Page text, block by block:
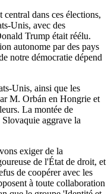
dans ces élections,
Unis, avec des
Trump était réélu.
autonome par des pays
notre démocratie dépend
Unis, ainsi que les
M. Orbán en Hongrie et
La montée de
aggrave la
exiger de la
de l'État de droit, et
de coopérer avec les
à toute collaboration